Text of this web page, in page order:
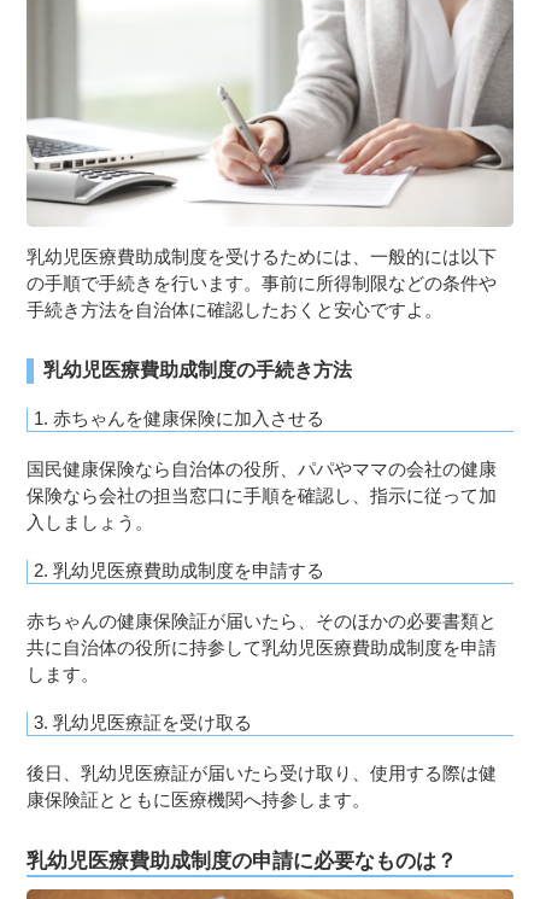
乳幼児医療費助成制度を受けるためには、一般的には以下
の手順で手続きを行います。事前に所得制限などの条件や
手続き方法を自治体に確認したおくと安心ですよ。
乳幼児医療費助成制度の手続き方法
1. 赤ちゃんを健康保険に加入させる
国民健康保険なら自治体の役所、パパやママの会社の健康
保険なら会社の担当窓口に手順を確認し、指示に従って加
入しましょう。
2. 乳幼児医療費助成制度を申請する
赤ちゃんの健康保険証が届いたら、そのほかの必要書類と
共に自治体の役所に持参して乳幼児医療費助成制度を申請
します。
3. 乳幼児医療証を受け取る
後日、乳幼児医療証が届いたら受け取り、使用する際は健
康保険証とともに医療機関へ持参します。
乳幼児医療費助成制度の申請に必要なものは？